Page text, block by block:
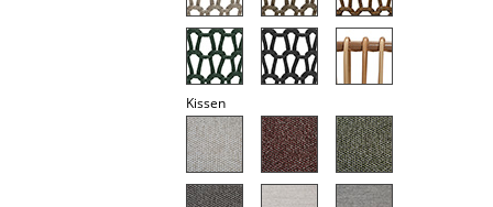
Schreibtischleuchten
Stehleuchten & Leseleuchten
Outdoor-Leuchten
Kissen